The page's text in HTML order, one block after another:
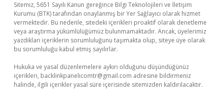
Sitemiz, 5651 Sayılı Kanun gereğince Bilgi Teknolojileri ve İletişim
Kurumu (BTK) tarafından onaylanmış bir Yer Sağlayıcı olarak hizmet
vermektedir. Bu nedenle, sitedeki içerikleri proaktif olarak denetleme
veya araştırma yükümlülüğümüz bulunmamaktadır. Ancak, üyelerimiz
yazdıkları içeriklerin sorumluluğunu taşımakta olup, siteye üye olarak
bu sorumluluğu kabul etmiş sayılırlar.
Hukuka ve yasal düzenlemelere aykırı olduğunu düşündüğünüz
içerikleri, backlinkpanelicomtr@gmail.com adresine bildirmeniz
halinde, ilgili içerikler yasal süre içerisinde sitemizden kaldırılacaktır.